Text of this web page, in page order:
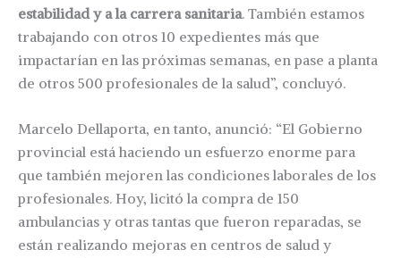
estabilidad y a la carrera sanitaria. También estamos
trabajando con otros 10 expedientes más que
impactarían en las próximas semanas, en pase a planta
de otros 500 profesionales de la salud”, concluyó.
Marcelo Dellaporta, en tanto, anunció: “El Gobierno
provincial está haciendo un esfuerzo enorme para
que también mejoren las condiciones laborales de los
profesionales. Hoy, licitó la compra de 150
ambulancias y otras tantas que fueron reparadas, se
están realizando mejoras en centros de salud y